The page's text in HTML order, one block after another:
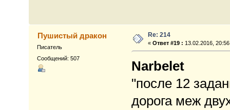
Пушистый дракон
Писатель
Сообщений: 507
Re: 214
«Ответ #19 : 13.02.2016,
Narbelet
"после 12
дорога меж